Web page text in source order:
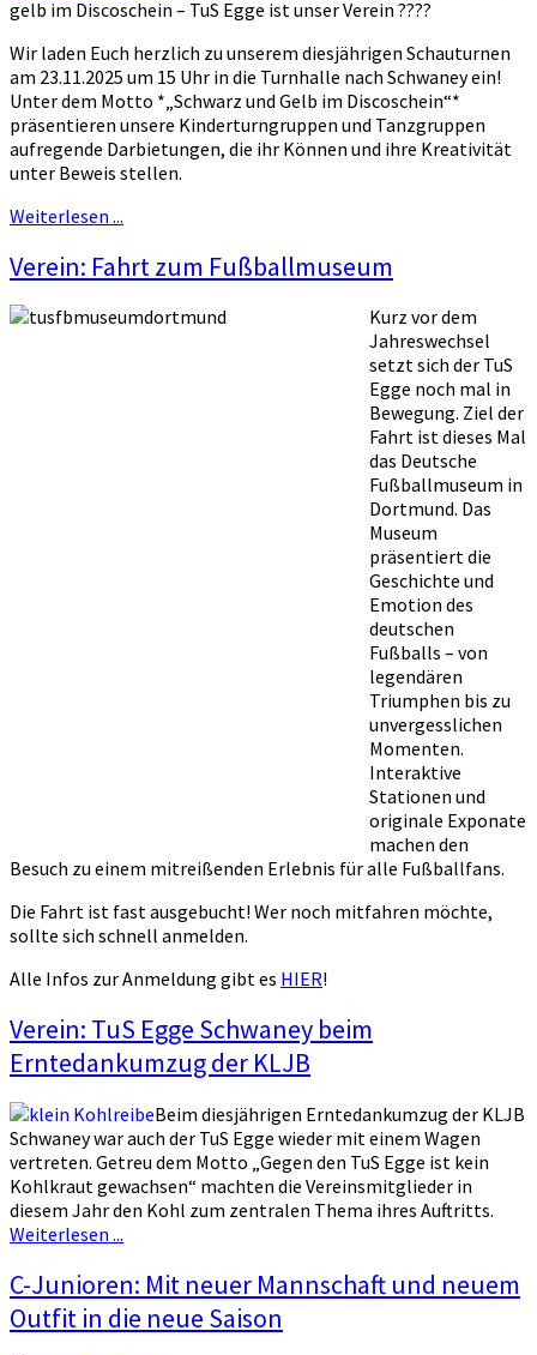
gelb im Discoschein – TuS Egge ist unser Verein ????
Wir laden Euch herzlich zu unserem diesjährigen Schauturnen
am 23.11.2025 um 15 Uhr in die Turnhalle nach Schwaney ein!
Unter dem Motto *„Schwarz und Gelb im Discoschein“*
präsentieren unsere Kinderturngruppen und Tanzgruppen
aufregende Darbietungen, die ihr Können und ihre Kreativität
unter Beweis stellen.
Weiterlesen ...
Verein: Fahrt zum Fußballmuseum
Kurz vor dem
Jahreswechsel
setzt sich der TuS
Egge noch mal in
Bewegung. Ziel der
Fahrt ist dieses Mal
das Deutsche
Fußballmuseum in
Dortmund. Das
Museum
präsentiert die
Geschichte und
Emotion des
deutschen
Fußballs – von
legendären
Triumphen bis zu
unvergesslichen
Momenten.
Interaktive
Stationen und
originale Exponate
machen den
Besuch zu einem mitreißenden Erlebnis für alle Fußballfans.
Die Fahrt ist fast ausgebucht! Wer noch mitfahren möchte,
sollte sich schnell anmelden.
Alle Infos zur Anmeldung gibt es HIER!
Verein: TuS Egge Schwaney beim
Erntedankumzug der KLJB
Beim diesjährigen Erntedankumzug der KLJB
Schwaney war auch der TuS Egge wieder mit einem Wagen
vertreten. Getreu dem Motto „Gegen den TuS Egge ist kein
Kohlkraut gewachsen“ machten die Vereinsmitglieder in
diesem Jahr den Kohl zum zentralen Thema ihres Auftritts.
Weiterlesen ...
C-Junioren: Mit neuer Mannschaft und neuem
Outfit in die neue Saison